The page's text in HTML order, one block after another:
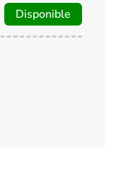
Disponible